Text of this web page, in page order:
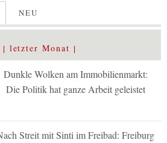
NEU
letzter Monat
Dunkle Wolken am Immobilienmarkt:
Die Politik hat ganze Arbeit geleistet
Streit mit Sinti im Freibad: Freiburg